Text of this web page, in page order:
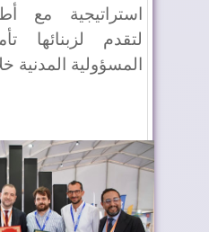
استراتيجية مع
لتقدم لزبنائها
المسؤولية المدنية